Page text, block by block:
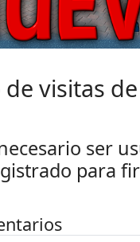
visitas
ser
para